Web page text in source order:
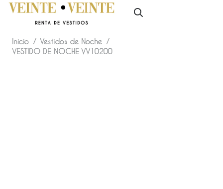
Inicio / Vestidos de Noche /
VESTIDO DE NOCHE VV10200